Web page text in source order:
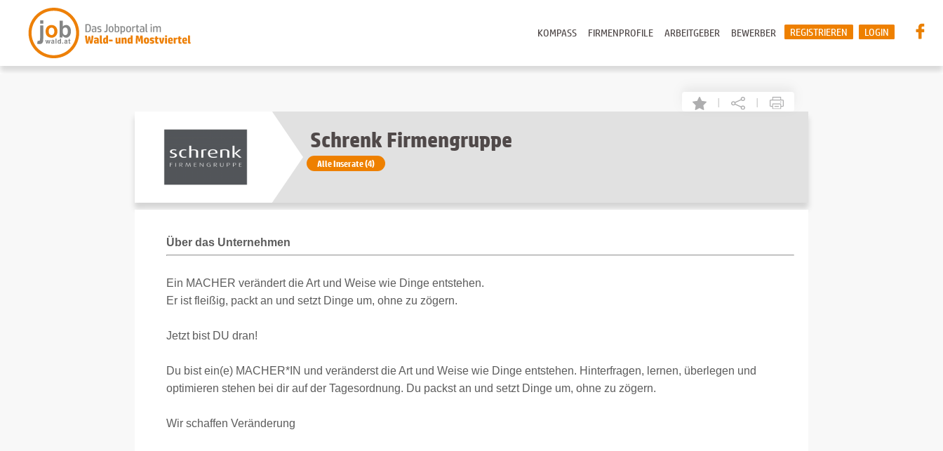
LOGIN
REGISTRIEREN
BEWERBER
ARBEITGEBER
FIRMENPROFILE
KOMPASS
| |
Schrenk Firmengruppe
Alle Inserate (4)
Über das Unternehmen
Ein MACHER verändert die Art und Weise wie Dinge entstehen.
Er ist fleißig, packt an und setzt Dinge um, ohne zu zögern.
Jetzt bist DU dran!
Du bist ein(e) MACHER*IN und veränderst die Art und Weise wie Dinge entstehen. Hinterfragen, lernen, überlegen und
optimieren stehen bei dir auf der Tagesordnung. Du packst an und setzt Dinge um, ohne zu zögern.
Wir schaffen Veränderung